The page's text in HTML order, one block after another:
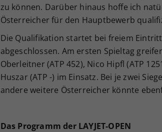
zu können. Darüber hinaus hoffe ich
Österreicher für den Hauptbewerb
Die Qualifikation startet bei freiem
abgeschlossen. Am ersten Spieltag
Oberleitner (ATP 452), Nico Hipfl (ATP
Huszar (ATP -) im Einsatz. Bei je zwei
andere weitere Österreicher könnte
Das Programm der LAYJET-OPEN